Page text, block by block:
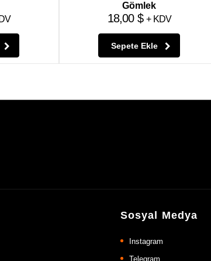
Gömlek
18,00 $ + KDV
Sepete Ekle
Sosyal Medya
Instagram
Telegram